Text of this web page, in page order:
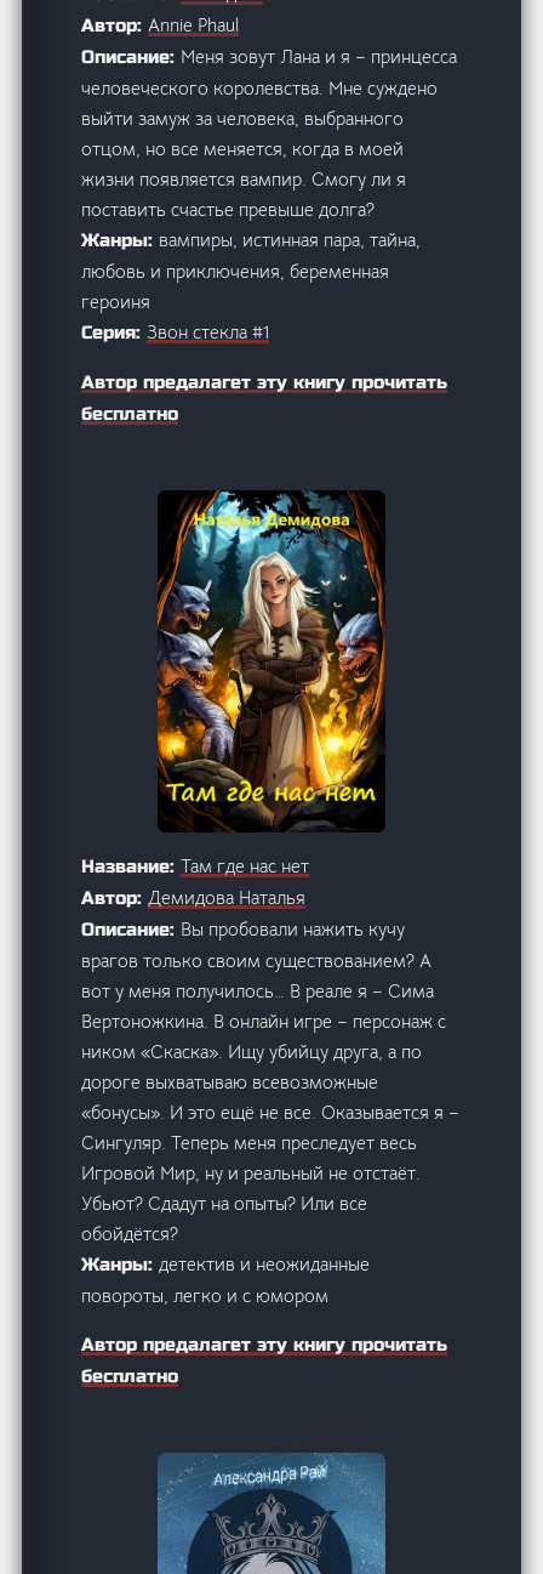
Автор:Annie Phaul
Описание: Меня зовут Лана и я – принцесса
человеческого королевства. Мне суждено
выйти замуж за человека, выбранного
отцом, но все меняется, когда в моей
жизни появляется вампир. Смогу ли я
поставить счастье превыше долга?
Жанры: вампиры, истинная пара, тайна,
любовь и приключения, беременная
героиня
Серия:Звон стекла #1
Автор предалагет эту книгу прочитать
бесплатно
Название:Там где нас нет
Автор:Демидова Наталья
Описание: Вы пробовали нажить кучу
врагов только своим существованием? А
вот у меня получилось… В реале я – Сима
Вертоножкина. В онлайн игре – персонаж с
ником «Скаска». Ищу убийцу друга, а по
дороге выхватываю всевозможные
«бонусы». И это ещё не все. Оказывается я –
Сингуляр. Теперь меня преследует весь
Игровой Мир, ну и реальный не отстаёт.
Убьют? Сдадут на опыты? Или все
обойдётся?
Жанры:детектив и неожиданные
повороты, легко и с юмором
Автор предалагет эту книгу прочитать
бесплатно